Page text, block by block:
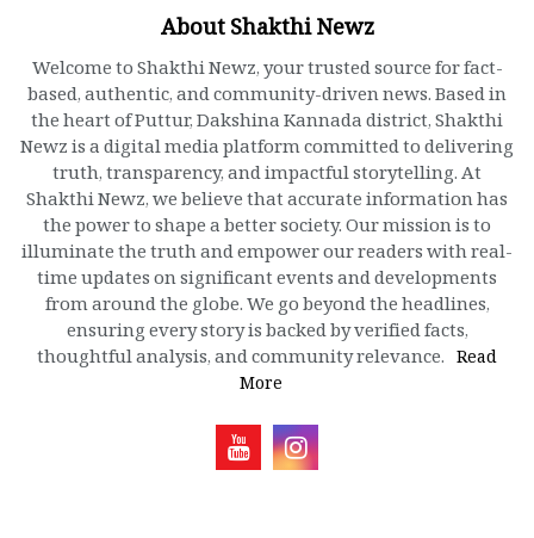
About Shakthi Newz
Welcome to Shakthi Newz, your trusted source for fact-
based, authentic, and community-driven news. Based in
the heart of Puttur, Dakshina Kannada district, Shakthi
Newz is a digital media platform committed to delivering
truth, transparency, and impactful storytelling. At
Shakthi Newz, we believe that accurate information has
the power to shape a better society. Our mission is to
illuminate the truth and empower our readers with real-
time updates on significant events and developments
from around the globe. We go beyond the headlines,
ensuring every story is backed by verified facts,
thoughtful analysis, and community relevance. Read
More